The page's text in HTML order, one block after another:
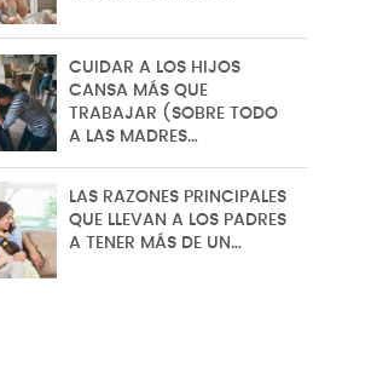
CUIDAR A LOS HIJOS
CANSA MÁS QUE
TRABAJAR (SOBRE TODO
A LAS MADRES…
LAS RAZONES PRINCIPALES
QUE LLEVAN A LOS PADRES
A TENER MÁS DE UN…